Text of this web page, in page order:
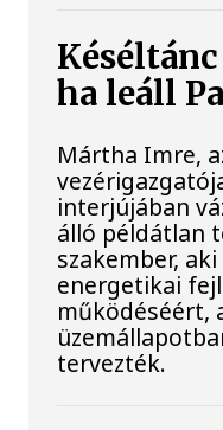
ha leáll
Mártha Imre,
interjújában
álló példátlan
szakember,
energetikai
működéséért,
tervezték.